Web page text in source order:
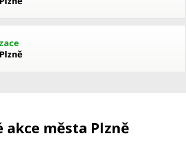
akce města Plzně